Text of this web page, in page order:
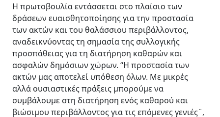
Η πρωτοβουλία εντάσσεται στο πλαίσιο των
δράσεων ευαισθητοποίησης για την προστασία
των ακτών και του θαλάσσιου περιβάλλοντος,
αναδεικνύοντας τη σημασία της συλλογικής
προσπάθειας για τη διατήρηση καθαρών και
ασφαλών δημόσιων χώρων. “Η προστασία των
ακτών μας αποτελεί υπόθεση όλων. Με μικρές
αλλά ουσιαστικές πράξεις μπορούμε να
συμβάλουμε στη διατήρηση ενός καθαρού και
βιώσιμου περιβάλλοντος για τις επόμενες γενιές¨,